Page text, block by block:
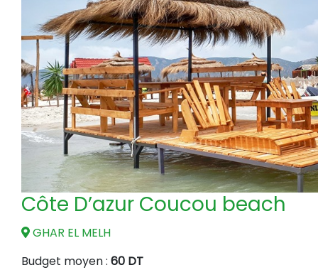
Côte D’azur Coucou beach
GHAR EL MELH
Budget moyen : 60 DT